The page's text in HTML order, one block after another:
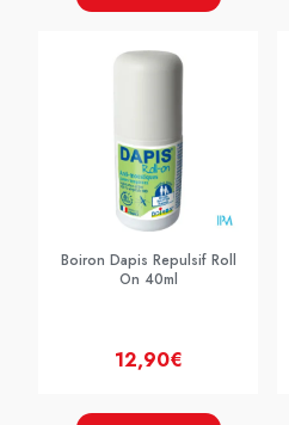
Boiron Dapis Repulsif Roll
On 40ml
12,90€